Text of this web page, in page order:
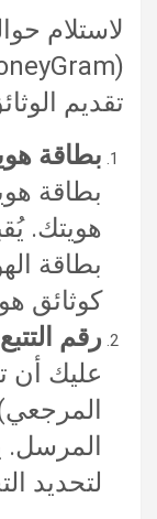
لاستلام
تقديم
بطاقة
بطاقة
هويتك.
بطاقة
كوثائق
رقم
عليك أن
المرسل.
لتحديد